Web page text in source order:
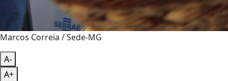
Marcos Correia / Sede-MG
A-
A+